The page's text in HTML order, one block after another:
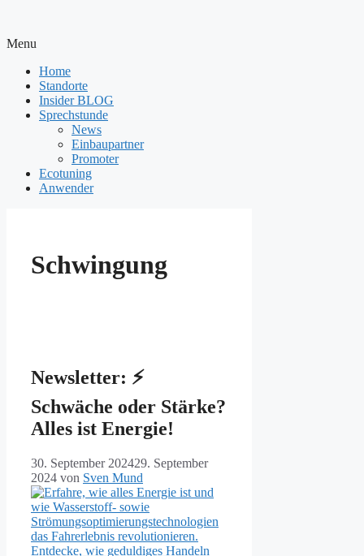
Menu
Home
Standorte
Insider BLOG
Sprechstunde
News
Einbaupartner
Promoter
Ecotuning
Anwender
Schwingung
Newsletter: ⚡️
Schwäche oder Stärke?
Alles ist Energie!
30. September 202429. September
2024 von Sven Mund